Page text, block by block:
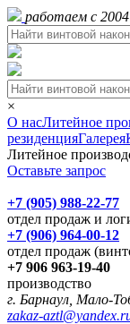
работаем с 2004
×
О насЛитейное
резиденцияГалерея
Литейное
Оставьте запрос
+7 (905) 988-22-77
отдел продаж и
+7 (906) 964-00-12
отдел продаж
+7 906 963-19-40
производство
г. Барнаул, Мало-
zakaz-